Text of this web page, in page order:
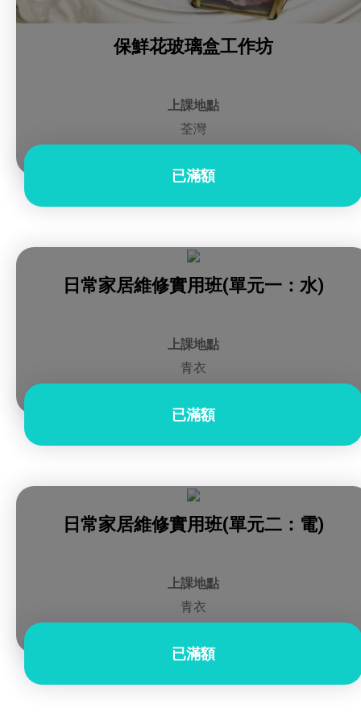
保鮮花玻璃盒工作坊
上課地點
荃灣
已滿額
日常家居維修實用班(單元一：水)
上課地點
青衣
已滿額
日常家居維修實用班(單元二：電)
上課地點
青衣
已滿額